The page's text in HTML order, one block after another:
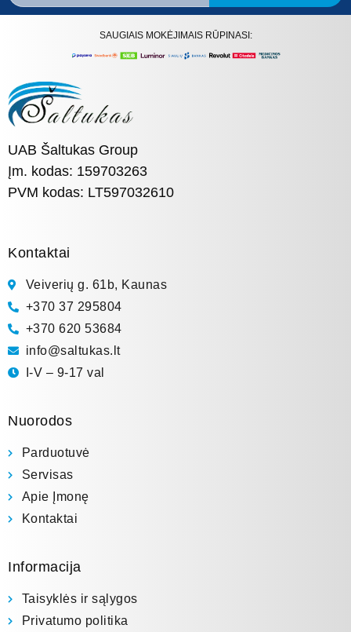
SAUGIAIS MOKĖJIMAIS RŪPINASI:
UAB Šaltukas Group
Įm. kodas: 159703263
PVM kodas: LT597032610
Kontaktai
Veiverių g. 61b, Kaunas
+370 37 295804
+370 620 53684
info@saltukas.lt
I-V – 9-17 val
Nuorodos
Parduotuvė
Servisas
Apie Įmonę
Kontaktai
Informacija
Taisyklės ir sąlygos
Privatumo politika